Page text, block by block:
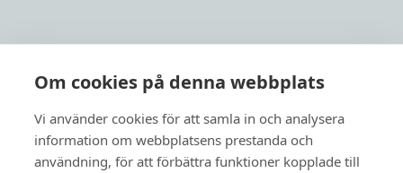
Om cookies på denna webbplats
Vi använder cookies för att samla in och analysera
information om webbplatsens prestanda och
användning, för att förbättra funktioner kopplade till
Snabblänkar
Previct Care
Support
Om oss